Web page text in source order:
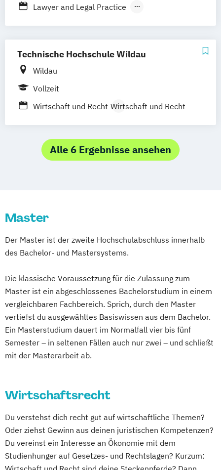
Stuttgart Nürnberg Bonn
Lawyer and Legal Practice
Technische Hochschule Wildau
Wildau
Vollzeit
Wirtschaft und Recht Wirtschaft und Recht
Alle 6 Ergebnisse ansehen
Master
Der Master ist der zweite Hochschulabschluss innerhalb
des Bachelor- und Mastersystems.
Die klassische Voraussetzung für die Zulassung zum
Master ist ein abgeschlossenes Bachelorstudium in einem
vergleichbaren Fachbereich. Sprich, durch den Master
vertiefst du ausgewähltes Basiswissen aus dem Bachelor.
Ein Masterstudium dauert im Normalfall vier bis fünf
Semester – in seltenen Fällen auch nur zwei – und schließt
mit der Masterarbeit ab.
Wirtschaftsrecht
Du verstehst dich recht gut auf wirtschaftliche Themen?
Oder ziehst Gewinn aus deinen juristischen Kompetenzen?
Du vereinst ein Interesse an Ökonomie mit dem
Studienhunger auf Gesetzes- und Rechtslagen? Kurzum: